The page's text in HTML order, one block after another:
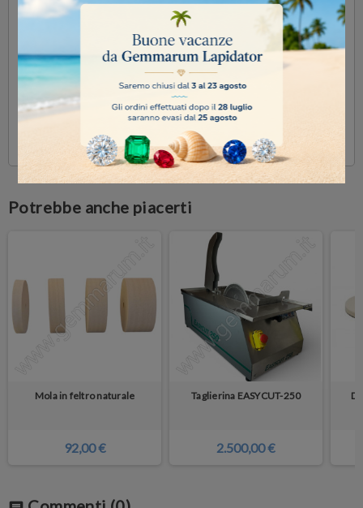
Dati Tecnici
1.5 Amps
330 Watt
Potrebbe anche piacerti
Mola in feltro naturale
92,00 €
Taglierina EASYCUT-250
2.500,00 €